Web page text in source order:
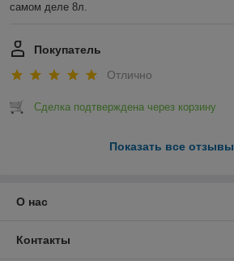
самом деле 8л.
Покупатель
Отлично
Сделка подтверждена через корзину
Показать все отзывы
О нас
Контакты